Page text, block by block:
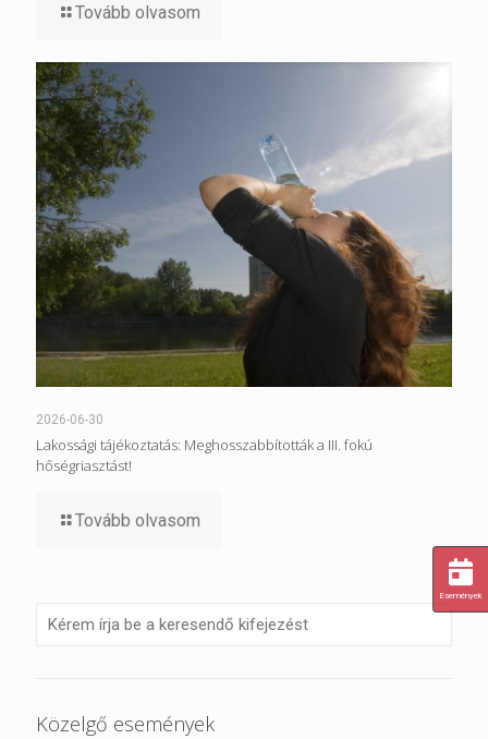
Tovább olvasom
2026-06-30
Lakossági tájékoztatás: Meghosszabbították a III. fokú
hőségriasztást!
Tovább olvasom
Közelgő események
Események